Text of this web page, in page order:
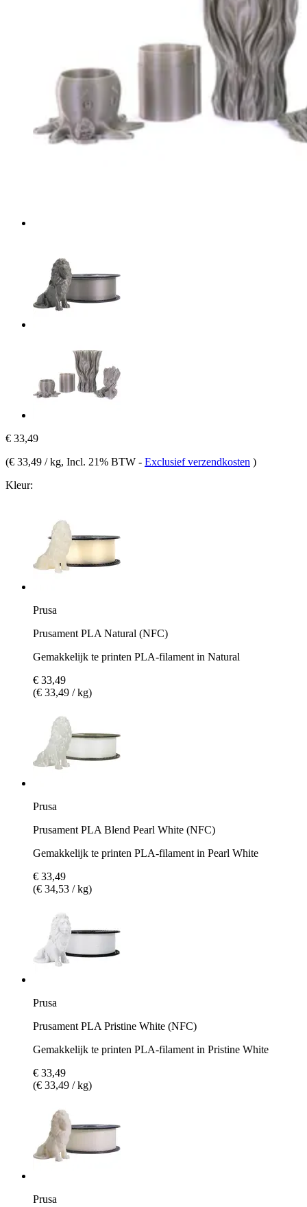
€ 33,49
(€ 33,49 / kg, Incl. 21% BTW - Exclusief verzendkosten )
Kleur:
Prusa
Prusament PLA Natural (NFC)
Gemakkelijk te printen PLA-filament in Natural
€ 33,49
(€ 33,49 / kg)
Prusa
Prusament PLA Blend Pearl White (NFC)
Gemakkelijk te printen PLA-filament in Pearl White
€ 33,49
(€ 34,53 / kg)
Prusa
Prusament PLA Pristine White (NFC)
Gemakkelijk te printen PLA-filament in Pristine White
€ 33,49
(€ 33,49 / kg)
Prusa